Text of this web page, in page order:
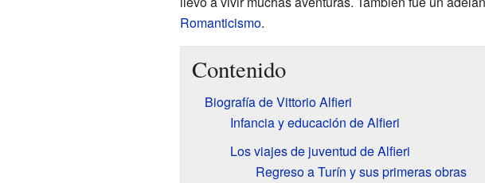
Romanticismo.
Contenido
Biografía de Vittorio Alfieri
Infancia y educación de Alfieri
Los viajes de juventud de Alfieri
Regreso a Turín y sus primeras obras